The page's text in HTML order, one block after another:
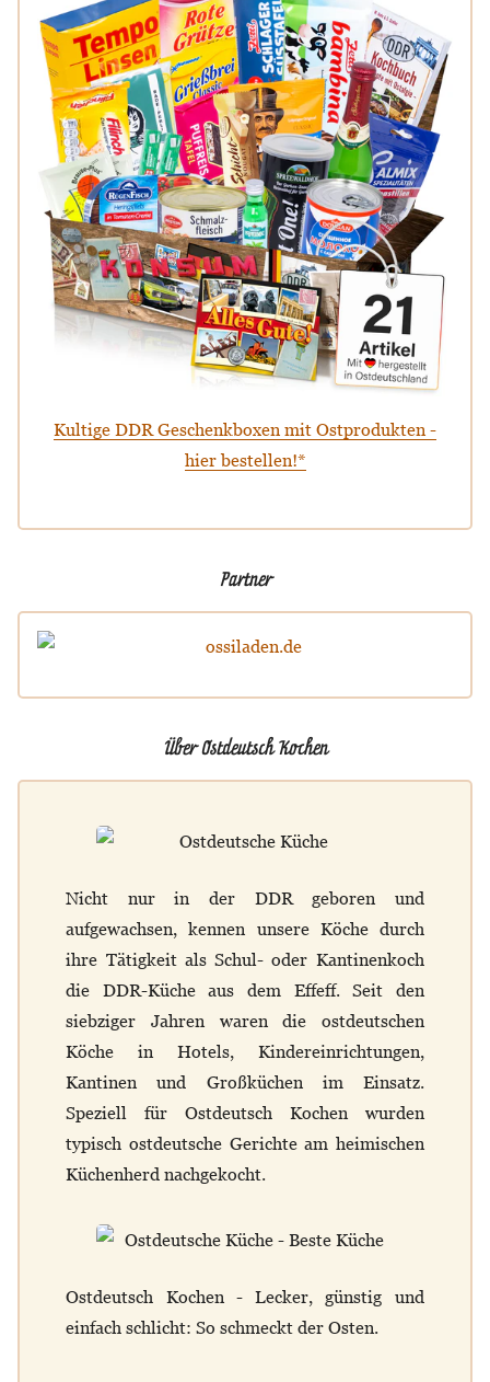
Kultige DDR Geschenkboxen mit Ostprodukten -
hier bestellen!*
Partner
Über Ostdeutsch Kochen
Nicht nur in der DDR geboren und
aufgewachsen, kennen unsere Köche durch
ihre Tätigkeit als Schul- oder Kantinenkoch
die DDR-Küche aus dem Effeff. Seit den
siebziger Jahren waren die ostdeutschen
Köche in Hotels, Kindereinrichtungen,
Kantinen und Großküchen im Einsatz.
Speziell für Ostdeutsch Kochen wurden
typisch ostdeutsche Gerichte am heimischen
Küchenherd nachgekocht.
Ostdeutsch Kochen - Lecker, günstig und
einfach schlicht: So schmeckt der Osten.